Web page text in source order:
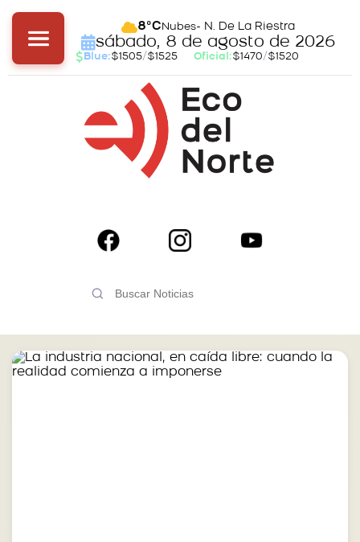
8°C Nubes- N. De La Riestra
sábado, 8 de agosto de 2026
Blue:$1505/$1525 Oficial:$1470/$1520